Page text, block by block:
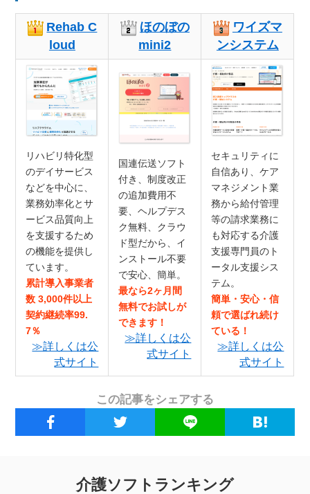
Rehab C
loud
ほのぼの
mini2
ワイズマ
ンシステム
リハビリ特化型
のデイサービス
などを中心に、
業務効率化とサ
ービス品質向上
を支援するため
の機能を提供し
ています。
累計導入事業者
数 3,000件以上
契約継続率99.
7％
≫詳しくは公
式サイト
国連伝送ソフト
付き、制度改正
の追加費用不
要、ヘルプデス
ク無料、クラウ
ド型だから、イ
ンストール不要
で安心、簡単。
最なら2ヶ月間
無料でお試しが
できます！
≫詳しくは公
式サイト
セキュリティに
自信あり、ケア
マネジメント業
務から給付管理
等の請求業務に
も対応する介護
支援専門員のト
ータル支援シス
テム。
簡単・安心・信
頼で選ばれ続け
ている！
≫詳しくは公
式サイト
この記事をシェアする
介護ソフトランキング